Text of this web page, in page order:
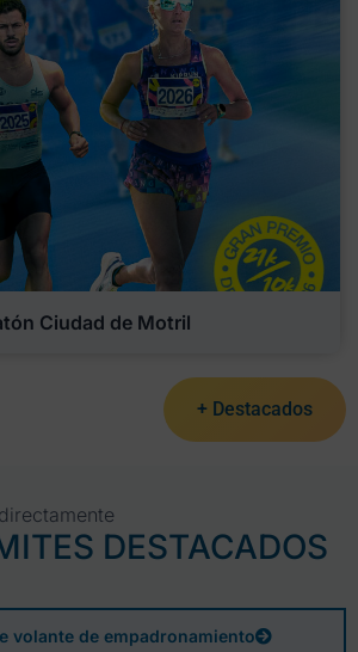
Ciudad de Motril
+ Destacados
DESTACADOS
volante de empadronamiento